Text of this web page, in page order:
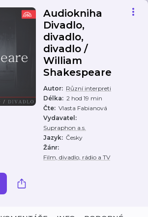
Audiokniha
Divadlo,
divadlo,
divadlo /
William
Shakespeare
Autor: Různí interpreti
Délka: 2 hod 19 min
Čte: Vlasta Fabianová
Vydavatel :
Supraphon a.s.
Jazyk: Česky
Žánr:
Film, divadlo, rádio a TV